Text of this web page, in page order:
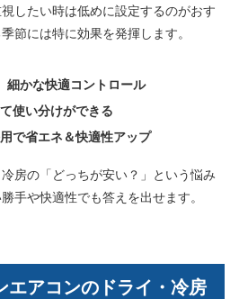
したい時は低めに設定するのがおす
節には特に効果を発揮します。
細かな快適コントロール
使い分けができる
で省エネ＆快適性アップ
房の「どっちが安い？」という悩み
手や快適性でも答えを出せます。
エアコンのドライ・冷房